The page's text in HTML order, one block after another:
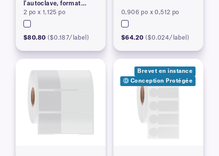
l'autoclave, format
lettre américain
2 po x 1,125 po
$80.80 ($0.187/label)
0,906 po x 0,512 po
$64.20 ($0.024/label)
Brevet en instance
Ⓓ Conception Protégée